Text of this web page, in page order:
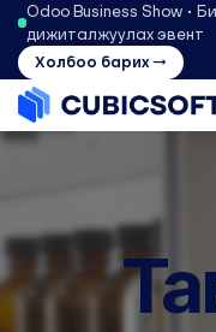
Odoo Business Show •
дижиталжуулах эвент
Холбоо барих →